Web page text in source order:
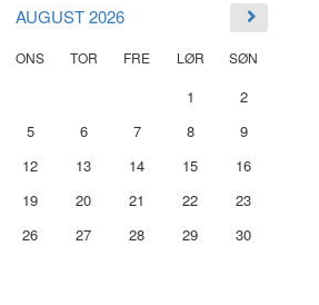
AUGUST 2026
ONS TOR FRE LØR SØN
1
2
5 6 7 8
9
12 13 14 15
16
19 20 21 22
23
26 27 28 29
30